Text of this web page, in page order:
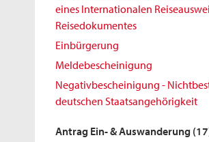
eines Internationalen
Reisedokumentes
Einbürgerung
Meldebescheinigung
Negativbescheinigung -
deutschen Staatsangehörigkeit
Antrag Ein- & Auswanderung